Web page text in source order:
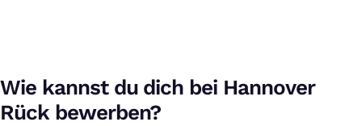
Wie kannst du dich bei Hannover
Rück bewerben?